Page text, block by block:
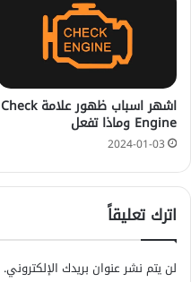
اشهر اسباب ظهور علامة Check
Engine وماذا تفعل
2024-01-03
اترك تعليقاً
لن يتم نشر عنوان بريدك الإلكتروني.